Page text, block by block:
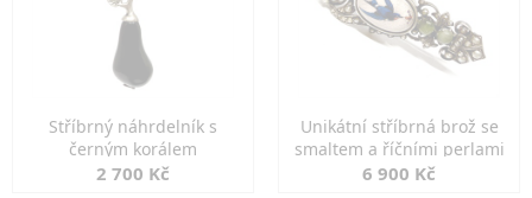
Stříbrný náhrdelník s
černým korálem
2 700 Kč
Unikátní stříbrná brož se
smaltem a říčními perlami
6 900 Kč